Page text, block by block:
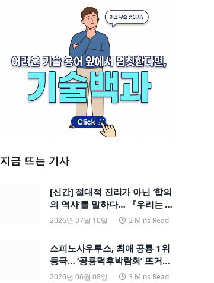
지금 뜨는 기사
[신간] 절대적 진리가 아닌 ‘합의
의 역사’를 말하다… 『우리는 어
쩌다 과학을 믿게 되었을까?』
2026년 07월 10일 2 Mins Read
스피노사우루스, 최애 공룡 1위
등극… ‘공룡덕후박람회’ 뜨거운
현장
2026년 06월 08일 3 Mins Read